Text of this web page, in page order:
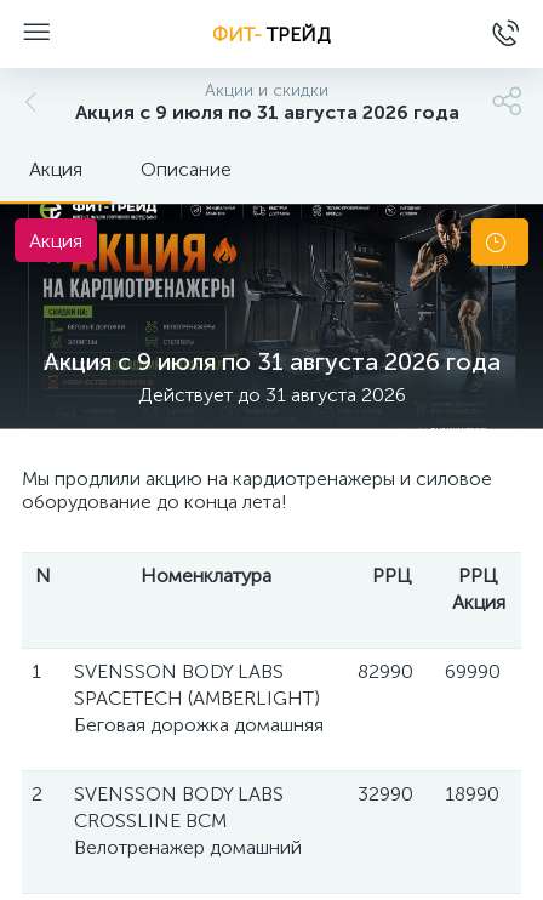
ФИТ-ТРЕЙД
Акции и скидки
Акция с 9 июля по 31 августа 2026 года
Акция Описание
Акция с 9 июля по 31 августа 2026 года
Действует до 31 августа 2026
Акция
Мы продлили акцию на кардиотренажеры и силовое
оборудование до конца лета!
N Номенклатура РРЦ
РРЦ
Акция
1
SVENSSON BODY LABS
SPACETECH (AMBERLIGHT)
Беговая дорожка домашняя
82990 69990
2
SVENSSON BODY LABS
CROSSLINE BCM
Велотренажер домашний
32990 18990